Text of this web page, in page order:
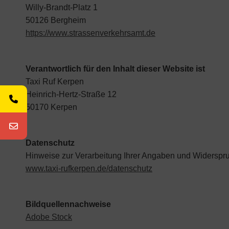
Willy-Brandt-Platz 1
50126 Bergheim
https://www.strassenverkehrsamt.de
Verantwortlich für den Inhalt dieser Website ist
Taxi Ruf Kerpen
Heinrich-Hertz-Straße 12
50170 Kerpen
Datenschutz
Hinweise zur Verarbeitung Ihrer Angaben und
www.taxi-rufkerpen.de/datenschutz
Bildquellennachweise
Adobe Stock